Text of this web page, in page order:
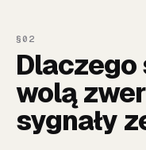
Dlaczego
wolą
sygnały